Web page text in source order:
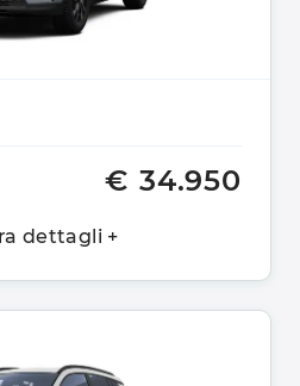
€ 34.950
dettagli +